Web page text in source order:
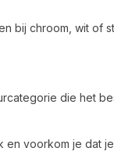
bij chroom, wit of
die het
voorkom je dat